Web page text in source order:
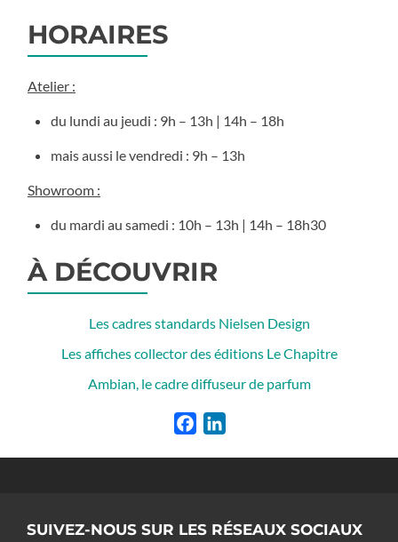
HORAIRES
Atelier :
du lundi au jeudi : 9h – 13h | 14h – 18h
mais aussi le vendredi : 9h – 13h
Showroom :
du mardi au samedi : 10h – 13h | 14h – 18h30
À DÉCOUVRIR
Les cadres standards Nielsen Design
Les affiches collector des éditions Le Chapitre
Ambian, le cadre diffuseur de parfum
Facebook
SUIVEZ-NOUS SUR LES RÉSEAUX SOCIAUX